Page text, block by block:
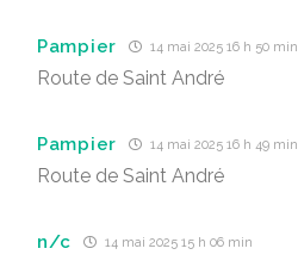
Pampier 14 mai 2025 16 h 50 min
Route de Saint André
Pampier 14 mai 2025 16 h 49 min
Route de Saint André
n/c 14 mai 2025 15 h 06 min